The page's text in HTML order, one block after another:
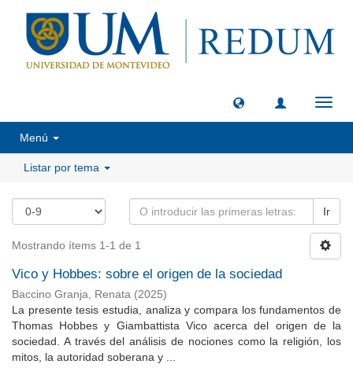
Menú
Listar por tema
Ir
Mostrando ítems 1-1 de 1
Vico y Hobbes: sobre el origen de la sociedad
Baccino Granja, Renata (2025)
La presente tesis estudia, analiza y compara los fundamentos de
Thomas Hobbes y Giambattista Vico acerca del origen de la
sociedad. A través del análisis de nociones como la religión, los
mitos, la autoridad soberana y ...